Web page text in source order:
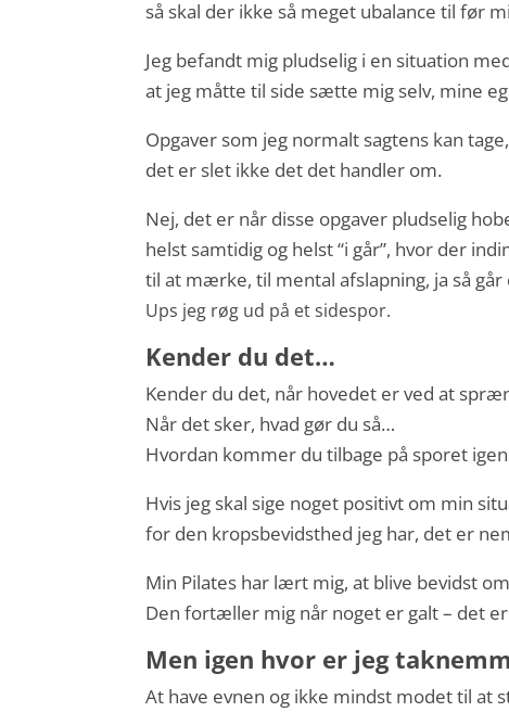
så skal der ikke så meget ubalance til før
Jeg befandt mig pludselig i en situation
at jeg måtte til side sætte mig selv, mine
Opgaver som jeg normalt sagtens kan
det er slet ikke det det handler om.
Nej, det er når disse opgaver pludselig
helst samtidig og helst “i går”, hvor der
til at mærke, til mental afslapning, ja så går
Ups jeg røg ud på et sidespor.
Kender du det…
Kender du det, når hovedet er ved at
Når det sker, hvad gør du så…
Hvordan kommer du tilbage på sporet
Hvis jeg skal sige noget positivt om min
for den kropsbevidsthed jeg har, det er
Min Pilates har lært mig, at blive bevidst
Den fortæller mig når noget er galt – det
Men igen hvor er jeg
At have evnen og ikke mindst modet til at